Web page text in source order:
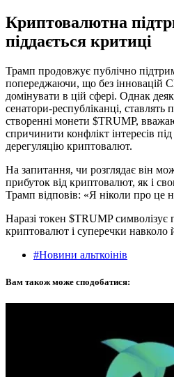
Криптовалютна
піддається критиці
Трамп продовжує публічно
попереджаючи, що без
домінувати в цій сфері. Однак
сенатори-республіканці, ставлять
створенні монети $TRUMP,
спричинити конфлікт інтересів
дерегуляцію криптовалют.
На запитання, чи розглядає він
прибуток від криптовалют, як і
Трамп відповів: «Я ніколи про це
Наразі токен $TRUMP символізує
криптовалют і суперечки навколо
#Новини альткоінів
Вам також може сподобатися: